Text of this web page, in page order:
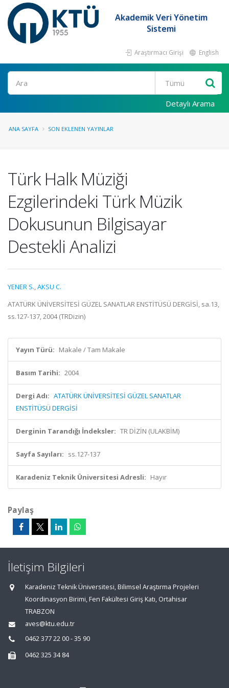
Akademik Veri Yönetim
Sistemi
Araştırmacı Girişi English
Ara
Detaylı Arama
ANA SAYFA SON EKLENEN YAYINLAR
Türk Halk Müziği
Ezgilerindeki Türk Müzik
Dokusunun Bilgisayar
Destekli Analizi
YENER S.,AKSU C.
ATATÜRK ÜNİVERSİTESİ GÜZEL SANATLAR ENSTİTÜSÜ DERGİSİ, sa.13,
ss.127-137, 2004 (TRDizin)
Yayın Türü: Makale / Tam Makale
Basım Tarihi: 2004
Dergi Adı: ATATÜRK ÜNİVERSİTESİ GÜZEL SANATLAR
ENSTİTÜSÜ DERGİSİ
Derginin Tarandığı İndeksler: TR DİZİN (ULAKBİM)
Sayfa Sayıları: ss.127-137
Karadeniz Teknik Üniversitesi Adresli: Hayır
Paylaş
İletişim Bilgileri
Karadeniz Teknik Üniversitesi, Bilimsel Araştırma Projeleri
Koordinasyon Birimi, Fen Fakültesi Giriş Katı, Ortahisar
TRABZON
aves@ktu.edu.tr
0462 377 22 00 - 35 90
0462 325 34 84